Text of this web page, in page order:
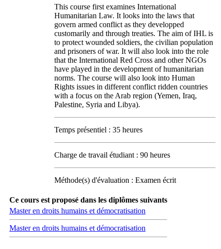
This course first examines International
Humanitarian Law. It looks into the laws that
govern armed conflict as they developped
customarily and through treaties. The aim of IHL is
to protect wounded soldiers, the civilian population
and prisoners of war. It will also look into the role
that the International Red Cross and other NGOs
have played in the development of humanitarian
norms. The course will also look into Human
Rights issues in different conflict ridden countries
with a focus on the Arab region (Yemen, Iraq,
Palestine, Syria and Libya).
Temps présentiel : 35 heures
Charge de travail étudiant : 90 heures
Méthode(s) d'évaluation : Examen écrit
Ce cours est proposé dans les diplômes suivants
Master en droits humains et démocratisation
Master en droits humains et démocratisation